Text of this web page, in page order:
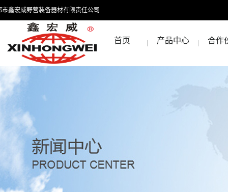
市鑫宏威野营装备器材有限责任公司
首页 产品中心 合作